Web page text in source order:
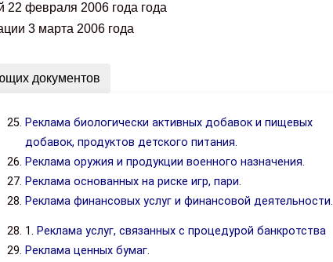
22 февраля 2006 года года
3 марта 2006 года
документов
Реклама биологически активных добавок и пищевых
добавок, продуктов детского питания.
Реклама оружия и продукции военного назначения.
Реклама основанных на риске игр, пари.
Реклама финансовых услуг и финансовой деятельности.
1. Реклама услуг, связанных с процедурой банкротства
Реклама ценных бумаг.